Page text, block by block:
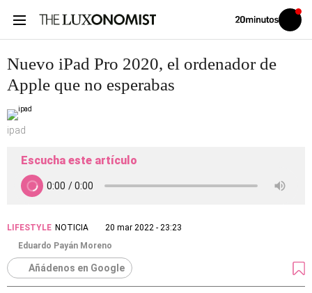
Volver
Iniciar
sesión
Nuevo iPad Pro 2020, el ordenador de
Apple que no esperabas
ipad
Escucha este artículo
LIFESTYLE NOTICIA
20 mar 2022 - 23:23
Eduardo Payán Moreno
Añádenos en Google